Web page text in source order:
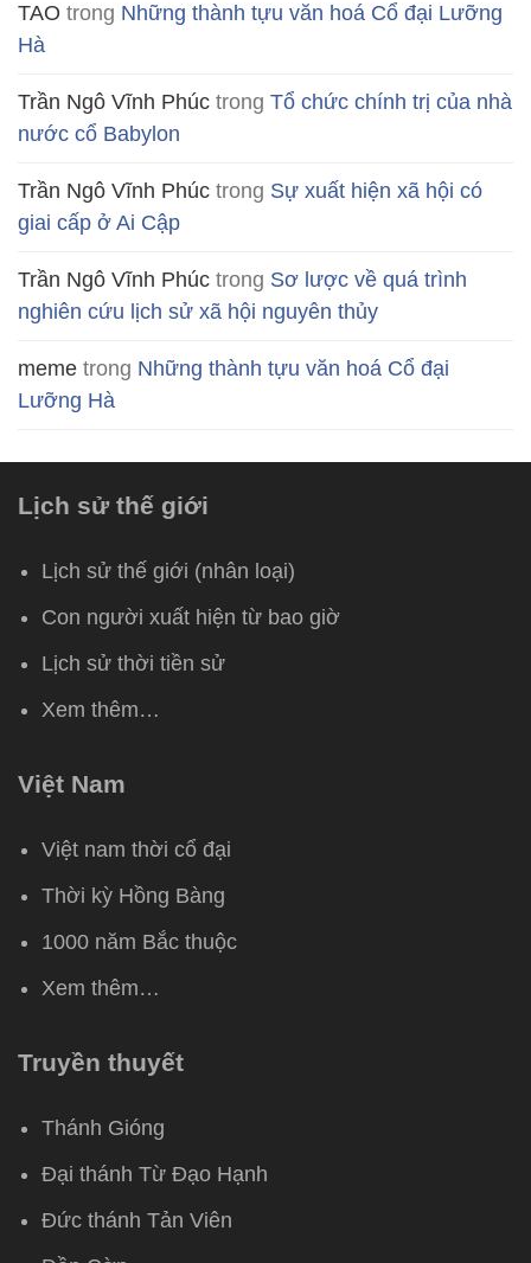
TAO trong Những thành tựu văn hoá Cổ đại Lưỡng
Hà
Trần Ngô Vĩnh Phúc trong Tổ chức chính trị của nhà
nước cổ Babylon
Trần Ngô Vĩnh Phúc trong Sự xuất hiện xã hội có
giai cấp ở Ai Cập
Trần Ngô Vĩnh Phúc trong Sơ lược về quá trình
nghiên cứu lịch sử xã hội nguyên thủy
meme trong Những thành tựu văn hoá Cổ đại
Lưỡng Hà
Lịch sử thế giới
Lịch sử thế giới (nhân loại)
Con người xuất hiện từ bao giờ
Lịch sử thời tiền sử
Xem thêm…
Việt Nam
Việt nam thời cổ đại
Thời kỳ Hồng Bàng
1000 năm Bắc thuộc
Xem thêm…
Truyền thuyết
Thánh Gióng
Đại thánh Từ Đạo Hạnh
Đức thánh Tản Viên